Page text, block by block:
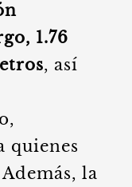
1.76
, así
quienes
la